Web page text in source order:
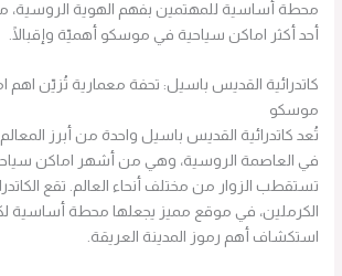
محطة أساسية للمهتمين بفهم الهوية
أحد أكثر اماكن سياحية في موسكو أهميّة وإقبالًا.
كاتدرائية القديس باسيل: تحفة معمارية تُزيّن
موسكو
تُعد كاتدرائية القديس باسيل واحدة من أبرز المعالم
في العاصمة الروسية، وهي من أشهر اماكن
تستقطب الزوار من مختلف أنحاء العالم. تقع
الكرملين، في موقع مميز يجعلها محطة
استكشاف أهم رموز المدينة العريقة.